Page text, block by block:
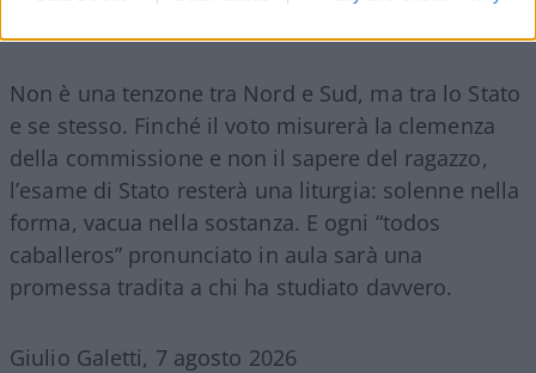
Non è una tenzone tra Nord e Sud, ma tra lo Stato
e se stesso. Finché il voto misurerà la clemenza
della commissione e non il sapere del ragazzo,
l’esame di Stato resterà una liturgia: solenne nella
forma, vacua nella sostanza. E ogni “todos
caballeros” pronunciato in aula sarà una
promessa tradita a chi ha studiato davvero.
Giulio Galetti, 7 agosto 2026